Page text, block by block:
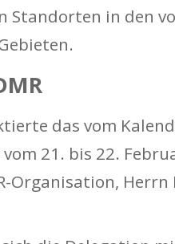
Standorten in den
das vom
21. bis 22.
Organisation, Herrn